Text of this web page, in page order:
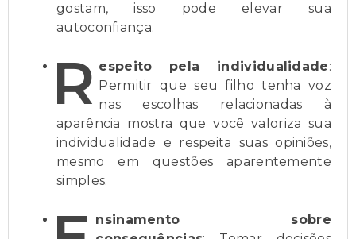
gostam, isso pode elevar sua
autoconfiança.
R espeito pela individualidade:
Permitir que seu filho tenha voz
nas escolhas relacionadas à
aparência mostra que você valoriza sua
individualidade e respeita suas opiniões,
mesmo em questões aparentemente
simples.
nsinamento sobre